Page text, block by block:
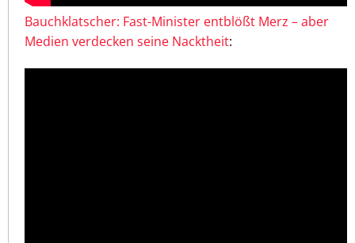
Bauchklatscher: Fast-Minister entblößt Merz – aber
Medien verdecken seine Nacktheit: